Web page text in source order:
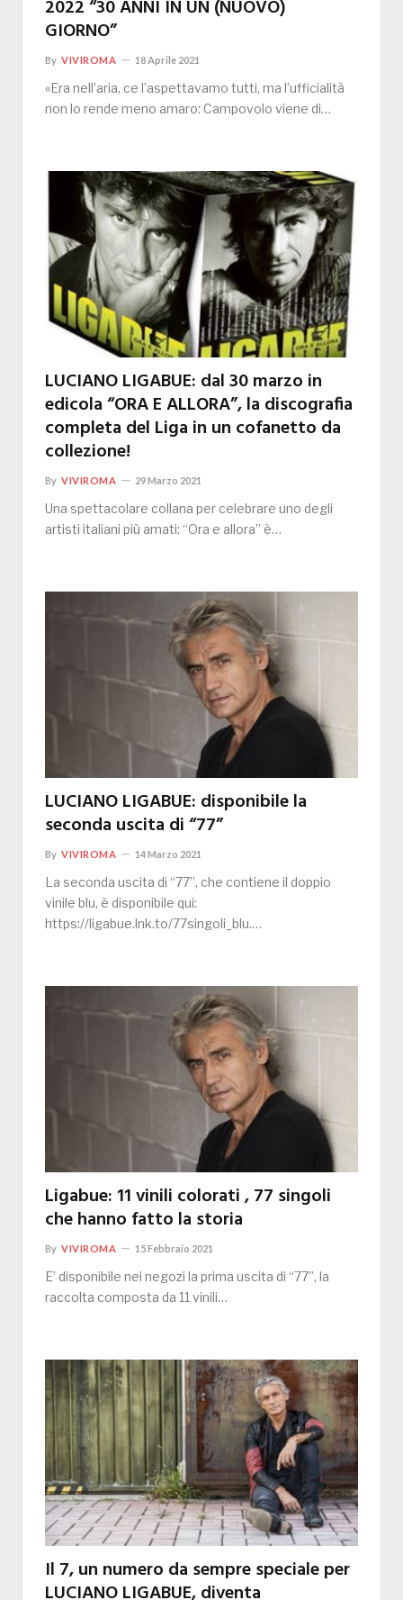
2022 “30 ANNI IN UN (NUOVO)
GIORNO”
By VIVIROMA 18 Aprile 2021
«Era nell’aria, ce l’aspettavamo tutti, ma l’ufficialità
non lo rende meno amaro: Campovolo viene di…
LUCIANO LIGABUE: dal 30 marzo in
edicola “ORA E ALLORA”, la discografia
completa del Liga in un cofanetto da
collezione!
By VIVIROMA 29 Marzo 2021
Una spettacolare collana per celebrare uno degli
artisti italiani più amati: “Ora e allora” è…
LUCIANO LIGABUE: disponibile la
seconda uscita di “77”
By VIVIROMA 14 Marzo 2021
La seconda uscita di “77”, che contiene il doppio
vinile blu, è disponibile qui:
https://ligabue.lnk.to/77singoli_blu.…
Ligabue: 11 vinili colorati , 77 singoli
che hanno fatto la storia
By VIVIROMA 15 Febbraio 2021
E’ disponibile nei negozi la prima uscita di “77”, la
raccolta composta da 11 vinili…
Il 7, un numero da sempre speciale per
LUCIANO LIGABUE, diventa